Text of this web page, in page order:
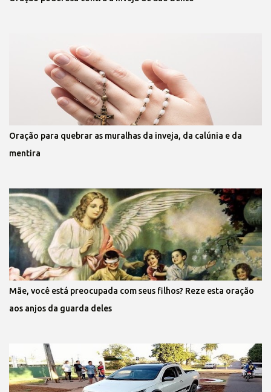
Oração para quebrar as muralhas da inveja, da calúnia e da
mentira
Mãe, você está preocupada com seus filhos? Reze esta oração
aos anjos da guarda deles